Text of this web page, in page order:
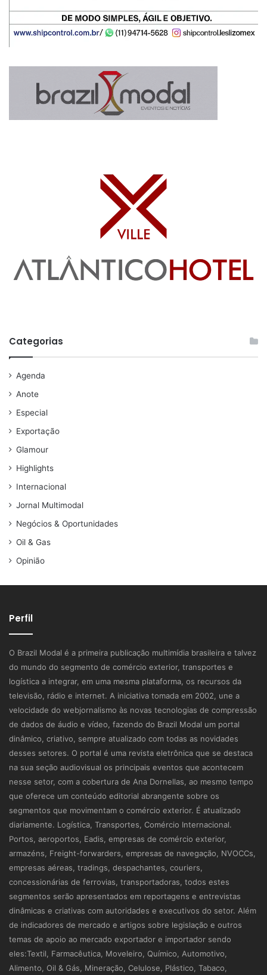
Categorias
Agenda
Anote
Especial
Exportação
Glamour
Highlights
Internacional
Jornal Multimodal
Negócios & Oportunidades
Oil & Gas
Opinião
Perfil
O Brazil Modal é a primeira publicação multimídia brasileira e talvez
do mundo do segmento de comércio exterior, transportes e
logística a integrar, em uma mesma plataforma, os recursos da
televisão, rádio e internet. A iniciativa tomada em 2002, une a
velocidade do webjornalismo às novas tecnologias de compressão
de dados de áudio e vídeo, fazendo do Brazil Modal um portal
dinâmico, criativo, sempre atualizado com todas as novidades
desses setores. O portal é uma revista eletrônica que se destaca
na sua seção audiovisual os principais eventos que acontecem
nesse setor, com a cobertura de Ana Dornellas, ao mesmo tempo
que oferece um conteúdo editorial abrangente sobre os
segmentos que movimentam o comércio exterior. É atualizado
diariamente. Logística, Transportes, Comércio Internacional.
Portos, aeroportos, Eadis, empresas de comércio exterior,
armazéns, Freight-forwarders, empresas de navegação, NVOCCs,
empresas aéreas, tradings, despachantes, couriers,
concessionárias de ferrovias, transportadoras, todos estes
segmentos serão apresentados em reportagens e entrevistas
dinâmicas e criativas com autoridades e executivos do setor. Além
de indicadores de mercado e artigos sobre legislação e outros
temas de apoio ao mercado exportador e importador sendo
eles:Textil, Farmacêutica, Moveleiro, Químico, Automotivo,
Alimento, Oil & Gás, Mineração, Celulose, Plástico, Tabaco,